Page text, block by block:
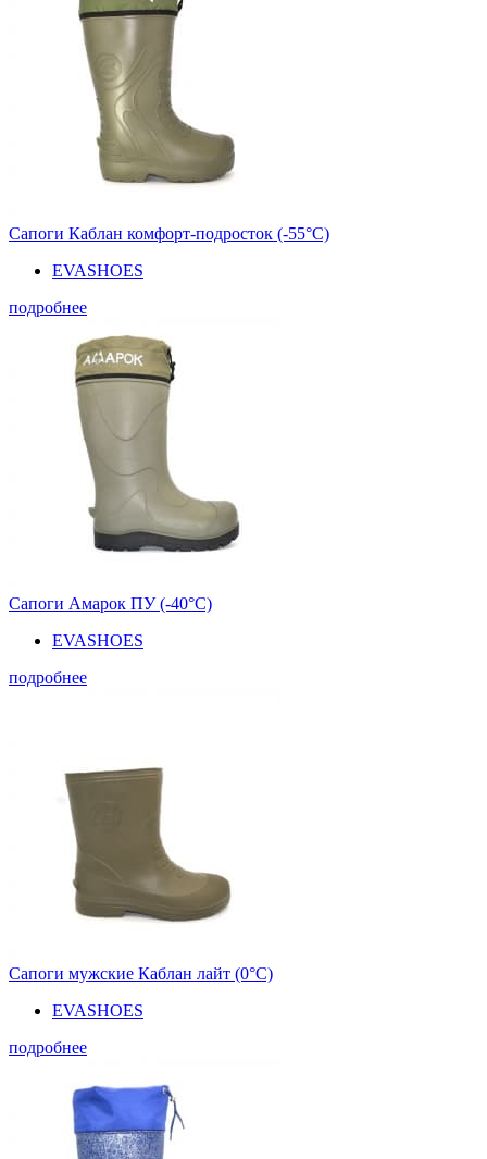
Сапоги Каблан комфорт-подросток (-55°С)
EVASHOES
подробнее
Сапоги Амарок ПУ (-40°С)
EVASHOES
подробнее
Сапоги мужские Каблан лайт (0°С)
EVASHOES
подробнее